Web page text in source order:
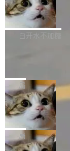
型。谁在开源赛道
简单：开发者工具
由软件情怀，而是
技术判断。 两行
i）在 X 上发帖：
关开源项目的开发
ness 的内测，可以
Harness 负责把能
具、读写文件、管
环。崔添翼招人的标
商汤
开源
商汤科技宣布面向
型的预览版本
理解、推理、生成
量大小，将能力推
更复杂的视觉控制
1，U1.5-Lite-
提升： 原生支持
理、细节与真实世
白开水不加糖
nap。这次是
硬件认证状态的命
Alan Griffiths 在邮
tl 是一个 Ubuntu
是 Ubuntu 专有的
所以 deb 版本的受
局
Dario Amodei 担
只为金钱，不为使
顶级 AI 研究员在
隔了几天。 Lilian
离开 Thinking
局